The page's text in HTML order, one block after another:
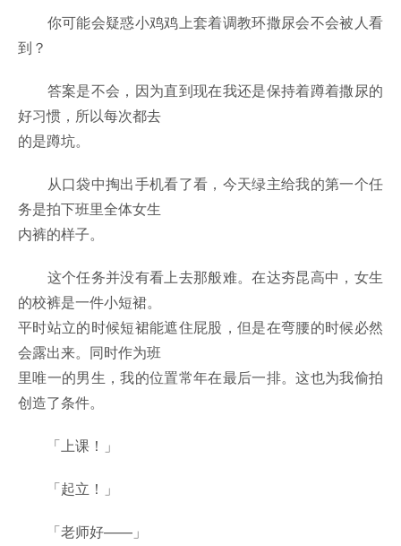
你可能会疑惑小鸡鸡上套着调教环撒尿会不会被人看
到？
答案是不会，因为直到现在我还是保持着蹲着撒尿的
好习惯，所以每次都去
的是蹲坑。
从口袋中掏出手机看了看，今天绿主给我的第一个任
务是拍下班里全体女生
内裤的样子。
这个任务并没有看上去那般难。在达夯昆高中，女生
的校裤是一件小短裙。
平时站立的时候短裙能遮住屁股，但是在弯腰的时候必然
会露出来。同时作为班
里唯一的男生，我的位置常年在最后一排。这也为我偷拍
创造了条件。
「上课！」
「起立！」
「老师好——」